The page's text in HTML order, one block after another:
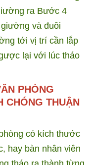
ra Bước 4
và đuôi
tới vị trí cần lắp
lại với lúc tháo
PHÒNG
CHÓNG THUẬN
có kích thước
hay bàn nhân viên